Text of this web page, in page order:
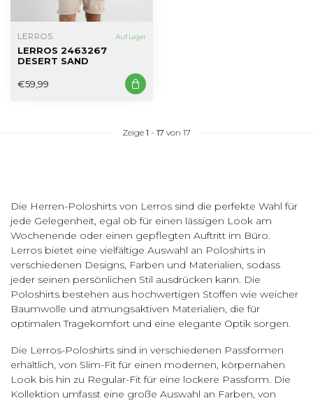
LERROS Auf Lager
LERROS 2463267
DESERT SAND
€59,99
Zeige 1 - 17 von 17
Die Herren-Poloshirts von Lerros sind die perfekte Wahl für
jede Gelegenheit, egal ob für einen lässigen Look am
Wochenende oder einen gepflegten Auftritt im Büro.
Lerros bietet eine vielfältige Auswahl an Poloshirts in
verschiedenen Designs, Farben und Materialien, sodass
jeder seinen persönlichen Stil ausdrücken kann. Die
Poloshirts bestehen aus hochwertigen Stoffen wie weicher
Baumwolle und atmungsaktiven Materialien, die für
optimalen Tragekomfort und eine elegante Optik sorgen.
Die Lerros-Poloshirts sind in verschiedenen Passformen
erhältlich, von Slim-Fit für einen modernen, körpernahen
Look bis hin zu Regular-Fit für eine lockere Passform. Die
Kollektion umfasst eine große Auswahl an Farben, von